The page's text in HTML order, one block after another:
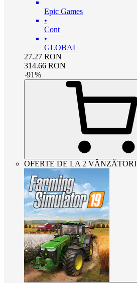
Epic Games
•
Cont
•
GLOBAL
27.27 RON
314.66 RON
-91%
OFERTE DE LA 2 VÂNZĂTORI